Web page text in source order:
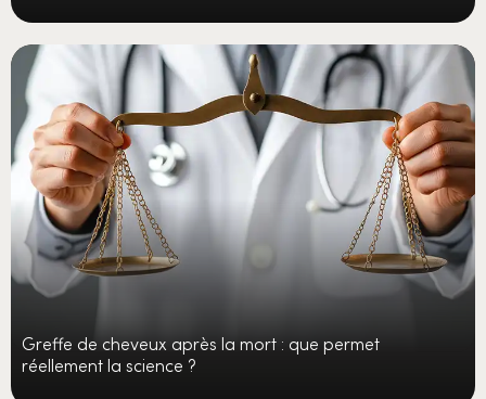
Greffe de cheveux après la mort : que permet
réellement la science ?